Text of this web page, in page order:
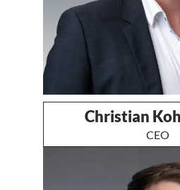
Christian
CEO